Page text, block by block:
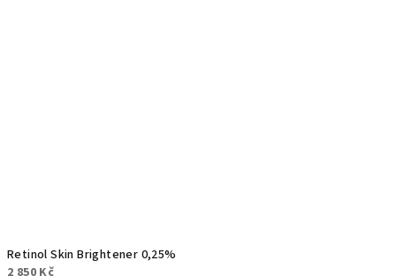
Retinol Skin Brightener 0,25%
2 850 Kč